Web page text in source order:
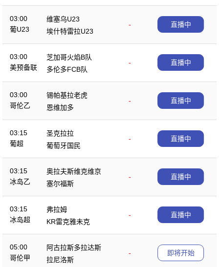
03:00
葡U23
维塞乌U23
-
埃什特雷拉U23
直播中
03:00
美预备联
芝加哥火焰B队
-
多伦多FCB队
直播中
03:00
哥伦乙
锡帕基拉老虎
-
恩维加多
直播中
03:15
葡超
圣克拉拉
-
葡萄牙国民
直播中
03:15
冰岛乙
奥拉夫斯维克维京
-
塞尔福斯
直播中
03:15
冰岛超
弗拉姆
-
KR雷克雅未克
直播中
05:00
哥伦甲
阿古拉斯多拉达斯
-
拉尼洛斯
即将开始